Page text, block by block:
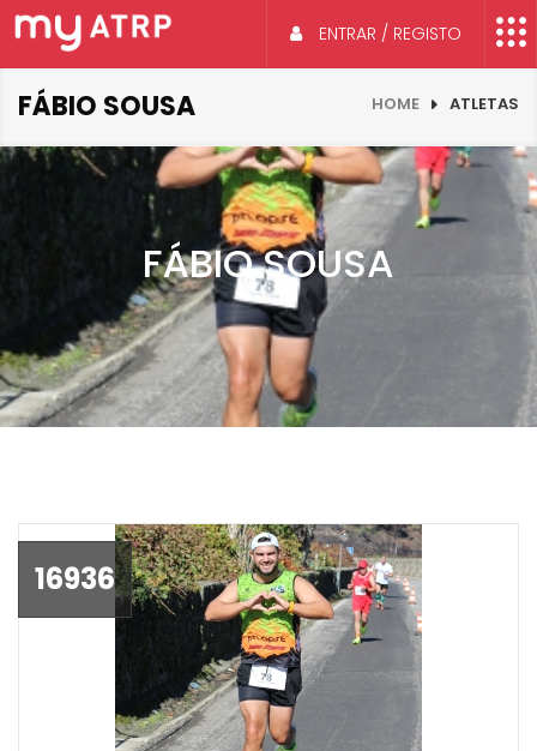
ENTRAR / REGISTO
FÁBIO SOUSA HOME ATLETAS
FÁBIO SOUSA
16936